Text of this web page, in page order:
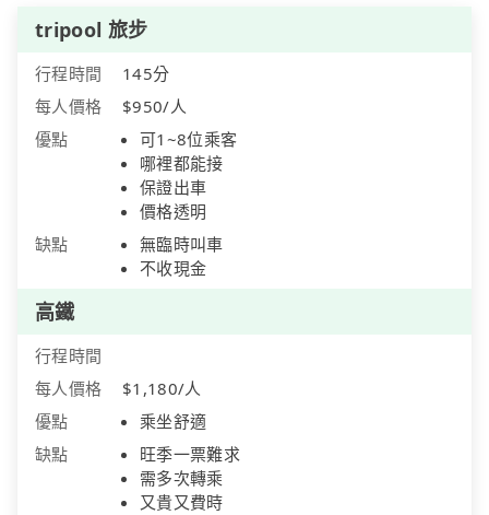
tripool 旅步
行程時間
145分
每人價格
$950/人
優點
可1~8位乘客
哪裡都能接
保證出車
價格透明
缺點
無臨時叫車
不收現金
高鐵
行程時間
每人價格
$1,180/人
優點
乘坐舒適
缺點
旺季一票難求
需多次轉乘
又貴又費時